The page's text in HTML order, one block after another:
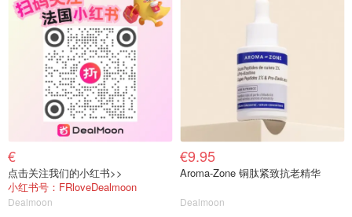
€
点击关注我们的小红书>>
小红书号：FRloveDealmoon
Dealmoon
€9.95
Aroma-Zone 铜肽紧致抗老精华
Dealmoon